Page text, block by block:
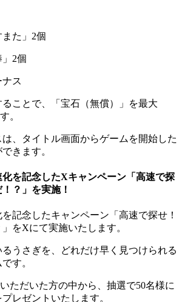
また」2個
」2個
ス
ことで、「宝石（無償）」を最大
。
、タイトル画面からゲームを開始した
きます。
を記念したXキャンペーン「高速で探
？」を実施！
を記念したキャンペーン「高速で探せ！
をXにて実施いたします。
うさぎを、どれだけ早く見つけられる
す。
ただいた方の中から、抽選で50名様に
レゼントいたします。